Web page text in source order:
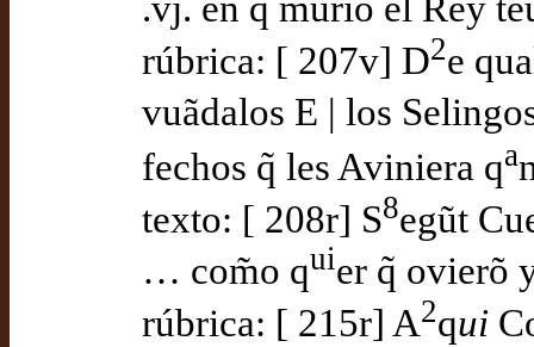
rúbrica: [ 207v] D2e
vuãdalos E | los
fechos q̃ les Aviniera qa
texto: [ 208r] S8egũt
… com̃o quier q̃ ovierõ
rúbrica: [ 215r] A2qui